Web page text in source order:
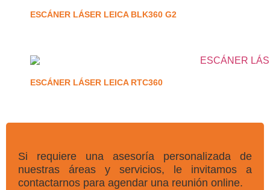
ESCÁNER LÁSER LEICA BLK360 G2
ESCÁNER LÁSER LEICA RTC360
Si requiere una asesoría personalizada de
nuestras áreas y servicios, le invitamos a
contactarnos para agendar una reunión online.